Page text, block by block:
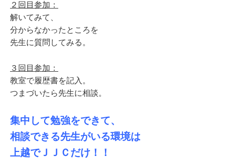
２回目参加：
解いてみて、
分からなかったところを
先生に質問してみる。
３回目参加：
教室で履歴書を記入。
つまづいたら先生に相談。
集中して勉強をできて、
相談できる先生がいる環境は
上越でＪＪＣだけ！！